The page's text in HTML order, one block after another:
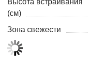
Высота встраивания
(см)
Зона свежести